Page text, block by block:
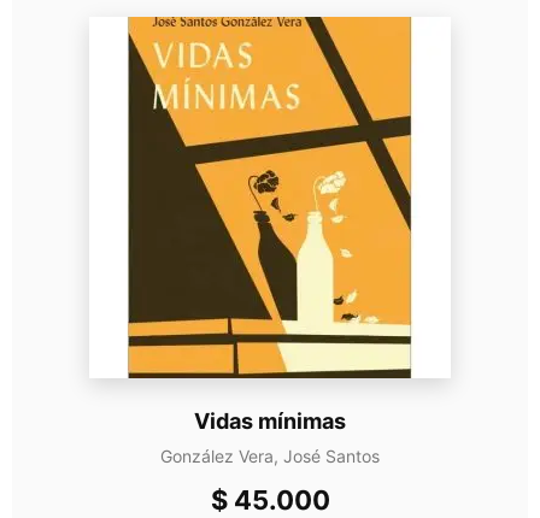
Vidas mínimas
González Vera, José Santos
$45.000